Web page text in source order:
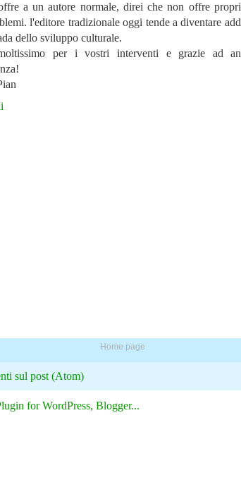
a un autore normale, direi che non offre
l'editore tradizionale oggi tende a diventare
dello sviluppo culturale.
per i vostri interventi e grazie ad
Home page
sul post (Atom)